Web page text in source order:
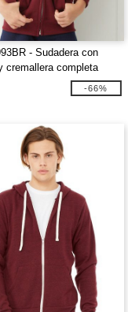
- Sudadera con
cremallera completa
-66%